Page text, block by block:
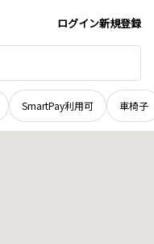
ログイン新規登録
SmartPay利用可 車椅子